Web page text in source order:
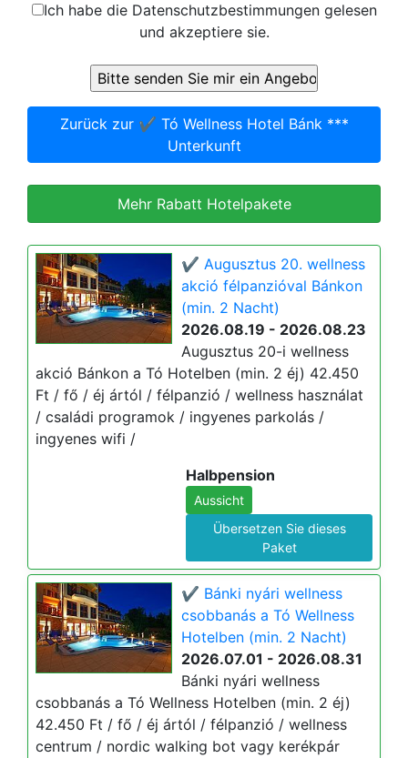
Ich habe die Datenschutzbestimmungen gelesen
und akzeptiere sie.
Zurück zur ✔️ Tó Wellness Hotel Bánk ***
Unterkunft
Mehr Rabatt Hotelpakete
✔️ Augusztus 20. wellness
akció félpanzióval Bánkon
(min. 2 Nacht)
2026.08.19 - 2026.08.23
Augusztus 20-i wellness
akció Bánkon a Tó Hotelben (min. 2 éj) 42.450
Ft / fő / éj ártól / félpanzió / wellness használat
/ családi programok / ingyenes parkolás /
ingyenes wifi /
Halbpension
Aussicht
Übersetzen Sie dieses
Paket
✔️ Bánki nyári wellness
csobbanás a Tó Wellness
Hotelben (min. 2 Nacht)
2026.07.01 - 2026.08.31
Bánki nyári wellness
csobbanás a Tó Wellness Hotelben (min. 2 éj)
42.450 Ft / fő / éj ártól / félpanzió / wellness
centrum / nordic walking bot vagy kerékpár